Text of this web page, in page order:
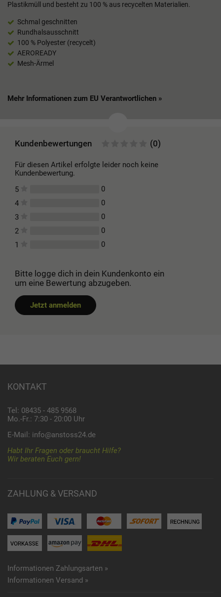
Plastikmüll und besteht zu 100 % aus recycelten Materialien.
Schmal geschnitten
Rundhalsausschnitt
100 % Polyester (recycelt)
AEROREADY
Mesh-Ärmel
Mehr Informationen zum EU Verantwortlichen »
Kundenbewertungen (0)
Für diesen Artikel erfolgte leider noch keine
Kundenbewertung.
5
0
4
0
3
0
2
0
1
0
Bitte logge dich in dein Kundenkonto ein
um eine Bewertung abzugeben.
Jetzt anmelden
KONTAKT
Tel: 08435 - 485 9568
Mo.-Fr.: 7:30 - 20:00 Uhr
E-Mail: info@anstoss24.de
Habt Ihr Fragen oder braucht Hilfe?
Wir beraten Euch gern!
ZAHLUNG & VERSAND
Informationen Zahlungsarten »
Informationen Versand »